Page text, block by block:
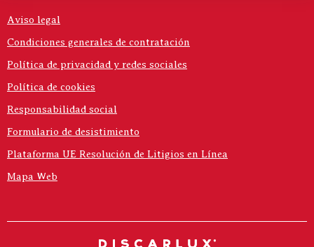
Aviso legal
Condiciones generales de contratación
Política de privacidad y redes sociales
Política de cookies
Responsabilidad social
Formulario de desistimiento
Plataforma UE Resolución de Litigios en Línea
Mapa Web